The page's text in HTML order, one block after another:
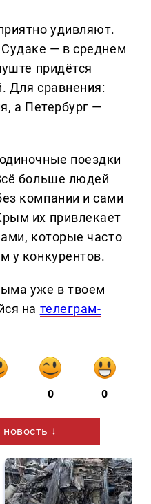
удивляют.
— в среднем
придётся
Для сравнения:
а Петербург —
поездки
больше людей
компании и сами
их привлекает
которые часто
у конкурентов.
уже в твоем
на телеграм-
0 0
↓